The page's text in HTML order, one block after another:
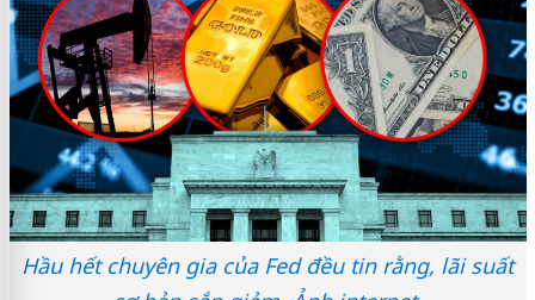
Hầu hết chuyên gia của Fed đều tin rằng, lãi suất